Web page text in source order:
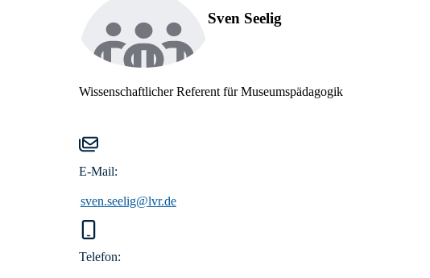
Sven Seelig
Wissenschaftlicher Referent für Museumspädagogik
E-Mail:
sven.seelig@lvr.de
Telefon: